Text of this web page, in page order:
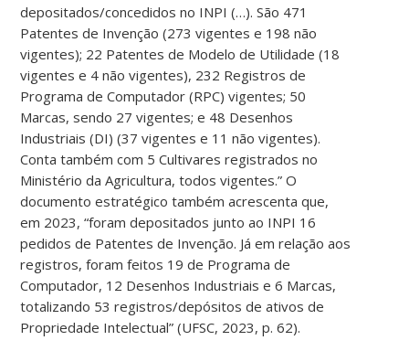
depositados/concedidos no INPI (…). São 471
Patentes de Invenção (273 vigentes e 198 não
vigentes); 22 Patentes de Modelo de Utilidade (18
vigentes e 4 não vigentes), 232 Registros de
Programa de Computador (RPC) vigentes; 50
Marcas, sendo 27 vigentes; e 48 Desenhos
Industriais (DI) (37 vigentes e 11 não vigentes).
Conta também com 5 Cultivares registrados no
Ministério da Agricultura, todos vigentes.” O
documento estratégico também acrescenta que,
em 2023, “foram depositados junto ao INPI 16
pedidos de Patentes de Invenção. Já em relação aos
registros, foram feitos 19 de Programa de
Computador, 12 Desenhos Industriais e 6 Marcas,
totalizando 53 registros/depósitos de ativos de
Propriedade Intelectual” (UFSC, 2023, p. 62).